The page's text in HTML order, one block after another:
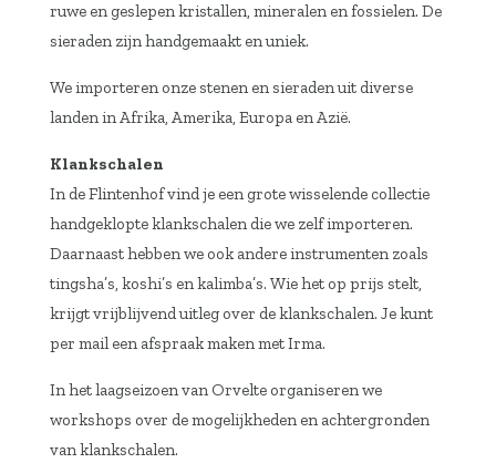
ruwe en geslepen kristallen, mineralen en fossielen. De
sieraden zijn handgemaakt en uniek.
We importeren onze stenen en sieraden uit diverse
landen in Afrika, Amerika, Europa en Azië.
Klankschalen
In de Flintenhof vind je een grote wisselende collectie
handgeklopte klankschalen die we zelf importeren.
Daarnaast hebben we ook andere instrumenten zoals
tingsha’s, koshi’s en kalimba’s. Wie het op prijs stelt,
krijgt vrijblijvend uitleg over de klankschalen. Je kunt
per mail een afspraak maken met Irma.
In het laagseizoen van Orvelte organiseren we
workshops over de mogelijkheden en achtergronden
van klankschalen.